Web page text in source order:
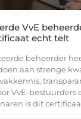
VvE
echt telt
beheerder
aan strenge
VvE-bestuurders
is dit